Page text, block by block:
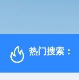
热门搜索：